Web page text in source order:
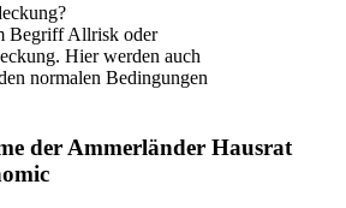
Begriff Allrisk oder
Hier werden auch
normalen Bedingungen
der Ammerländer Hausrat